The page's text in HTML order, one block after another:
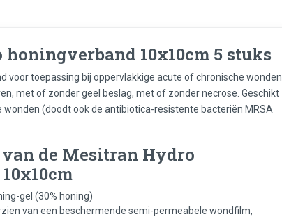
10x10cm 5 stuks
voor toepassing bij oppervlakkige acute of chronische wonden
met of zonder geel beslag, met of zonder necrose. Geschikt
(doodt ook de antibiotica-resistente bacteriën MRSA
de Mesitran Hydro
gel (30% honing)
van een beschermende semi-permeabele wondfilm,